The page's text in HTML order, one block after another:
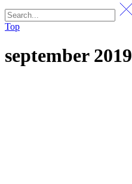
Top
september 2019